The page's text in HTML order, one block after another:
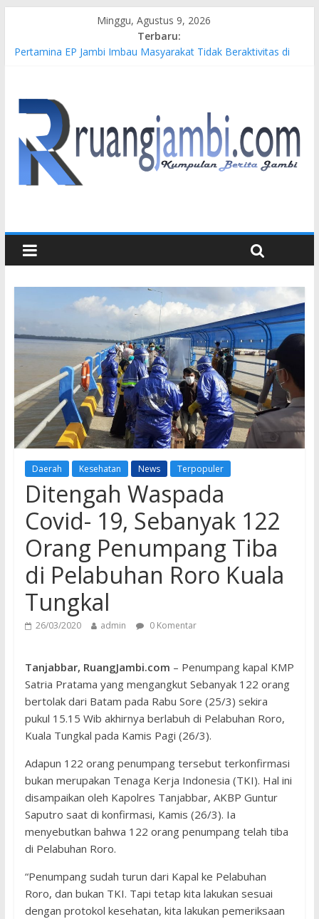
Minggu, Agustus 9, 2026
Terbaru:
Pertamina EP Jambi Imbau Masyarakat Tidak Beraktivitas di
Didampingi Pengacara Chris Januardi
Hj. Hesti Haris Dorong Lahirnya Wirausaha Muda Melalui
Pelatihan Batik Kontemporer PKW
Siap Dukung Kegiatan Hulu Migas, Kapolda Jambi Kunjungi
FSO 115
Gubernur Al Haris Buka Turnamen Tenis Antar Alumni
Daerah Kesehatan News Terpopuler
Ditengah Waspada
Covid- 19, Sebanyak 122
Orang Penumpang Tiba
di Pelabuhan Roro Kuala
Tungkal
26/03/2020 admin 0 Komentar
Tanjabbar, RuangJambi.com – Penumpang kapal KMP
Satria Pratama yang mengangkut Sebanyak 122 orang
bertolak dari Batam pada Rabu Sore (25/3) sekira
pukul 15.15 Wib akhirnya berlabuh di Pelabuhan Roro,
Kuala Tungkal pada Kamis Pagi (26/3).
Adapun 122 orang penumpang tersebut terkonfirmasi
bukan merupakan Tenaga Kerja Indonesia (TKI). Hal ini
disampaikan oleh Kapolres Tanjabbar, AKBP Guntur
Saputro saat di konfirmasi, Kamis (26/3). Ia
menyebutkan bahwa 122 orang penumpang telah tiba
di Pelabuhan Roro.
“Penumpang sudah turun dari Kapal ke Pelabuhan
Roro, dan bukan TKI. Tapi tetap kita lakukan sesuai
dengan protokol kesehatan, kita lakukan pemeriksaan